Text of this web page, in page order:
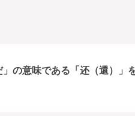
の意味である「还（還）」